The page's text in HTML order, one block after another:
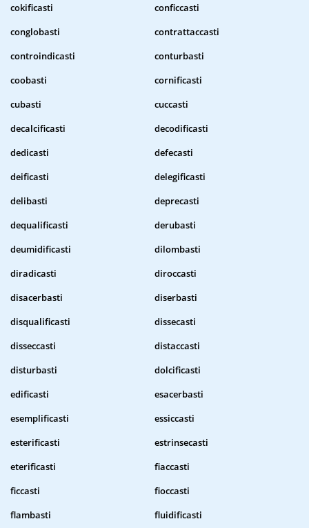
cokificasti
conficcasti
conglobasti
contrattaccasti
controindicasti
conturbasti
coobasti
cornificasti
cubasti
cuccasti
decalcificasti
decodificasti
dedicasti
defecasti
deificasti
delegificasti
delibasti
deprecasti
dequalificasti
derubasti
deumidificasti
dilombasti
diradicasti
diroccasti
disacerbasti
diserbasti
disqualificasti
dissecasti
disseccasti
distaccasti
disturbasti
dolcificasti
edificasti
esacerbasti
esemplificasti
essiccasti
esterificasti
estrinsecasti
eterificasti
fiaccasti
ficcasti
fioccasti
flambasti
fluidificasti